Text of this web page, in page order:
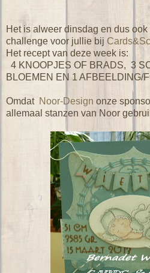
Het is alweer dinsdag en dus
challenge voor jullie bij
Het recept van deze week is:
4 KNOOPJES OF BRADS, 3
BLOEMEN EN 1 AFBEELDING/
Omdat Noor-Design onze
allemaal stanzen van Noor